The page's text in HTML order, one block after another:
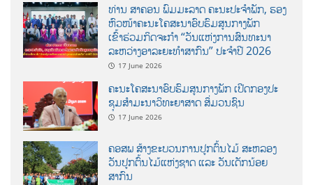
ທ່ານ ສາຄອນ ພົມມະລາດ ຄະນະປະຈໍາພັກ, ຮອງ
ຫົວໜ້າຄະນະໂຄສະນາອົບຮົມສູນກາງພັກ
ເຂົ້າຮ່ວມກິດຈະກຳ “ວັນແຫ່ງການສົນທະນາ
ລະຫວ່າງອາລະຍະທຳສາກົນ” ປະຈຳປີ 2026
17 June 2026
ຄະນະໂຄສະນາອົບຮົມສູນກາງພັກ ເປີດກອງປະ
ຊຸມສຳມະນາວິທະຍາສາດ ສຶ່ມວນຊົນ
17 June 2026
ຄອສພ ສ້າງຂະບວນການປູກຕົ້ນໄມ້ ສະຫລອງ
ວັນປູກຕົ້ນໄມ້ແຫ່ງຊາດ ແລະ ວັນເດັກນ້ອຍ
ສາກົນ